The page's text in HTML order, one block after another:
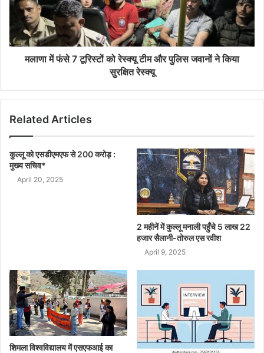
मलाणा में फंसे 7 टूरिस्टों को रेस्क्यू टीम और पुलिस जवानों ने किया
सुरक्षित रेस्क्यू
Related Articles
कुल्लू को एसडीएमएफ से 200 करोड़ :
मुख्य सचिव*
April 20, 2025
2 महीनें में कुल्लू मनाली पहुँचे 5 लाख 22
हजार सैलानी-तोरुल एस रवीश
April 9, 2025
शिमला विश्वविद्यालय में एसएफआई का